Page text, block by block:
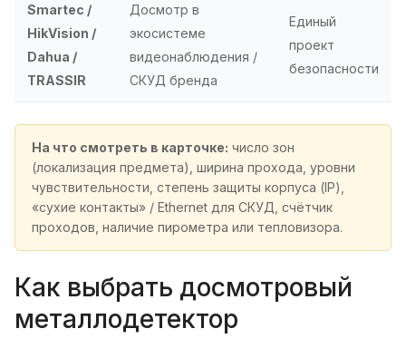
Smartec /
HikVision /
Dahua /
TRASSIR
Досмотр в
экосистеме
видеонаблюдения /
СКУД бренда
Единый
проект
безопасности
На что смотреть в карточке: число зон
(локализация предмета), ширина прохода, уровни
чувствительности, степень защиты корпуса (IP),
«сухие контакты» / Ethernet для СКУД, счётчик
проходов, наличие пирометра или тепловизора.
Как выбрать досмотровый
металлодетектор